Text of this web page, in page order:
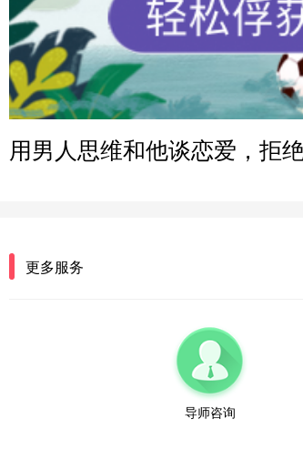
微信用户 谢思明 通过此页面咨询
广东-佛山 139****6034
微信用户 静默 通过此页面咨询，
四川-重庆 157****9228
微信用户 惊鸿客 通过此页面咨询，
微信用户 sun 通过此页面咨询，已
安徽-合肥 159***2234
微信用户 莫中专 通过此页面咨询
江西-南昌 138****3345
用男人思维和他谈恋爱，拒
更多服务
导师咨询